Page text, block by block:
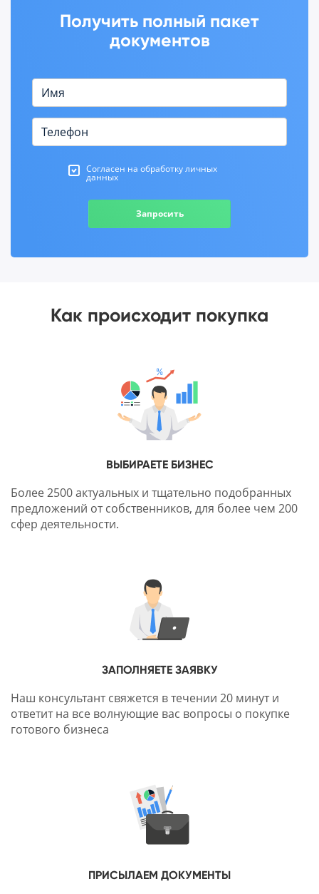
Получить полный пакет
документов
Согласен на обработку личных
данных
Запросить
Как происходит покупка
ВЫБИРАЕТЕ БИЗНЕС
Более 2500 актуальных и тщательно подобранных
предложений от собственников, для более чем 200
сфер деятельности.
ЗАПОЛНЯЕТЕ ЗАЯВКУ
Наш консультант свяжется в течении 20 минут и
ответит на все волнующие вас вопросы о покупке
готового бизнеса
ПРИСЫЛАЕМ ДОКУМЕНТЫ